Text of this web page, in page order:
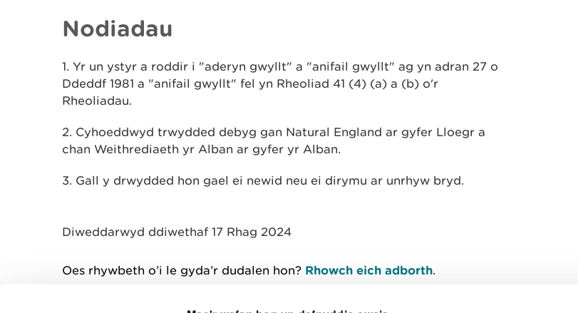
Nodiadau
1. Yr un ystyr a roddir i "aderyn gwyllt" a "anifail gwyllt" ag yn adran 27 o
Ddeddf 1981 a "anifail gwyllt" fel yn Rheoliad 41 (4) (a) a (b) o'r
Rheoliadau.
2. Cyhoeddwyd trwydded debyg gan Natural England ar gyfer Lloegr a
chan Weithrediaeth yr Alban ar gyfer yr Alban.
3. Gall y drwydded hon gael ei newid neu ei dirymu ar unrhyw bryd.
Diweddarwyd ddiwethaf 17 Rhag 2024
Oes rhywbeth o’i le gyda’r dudalen hon? Rhowch eich adborth.